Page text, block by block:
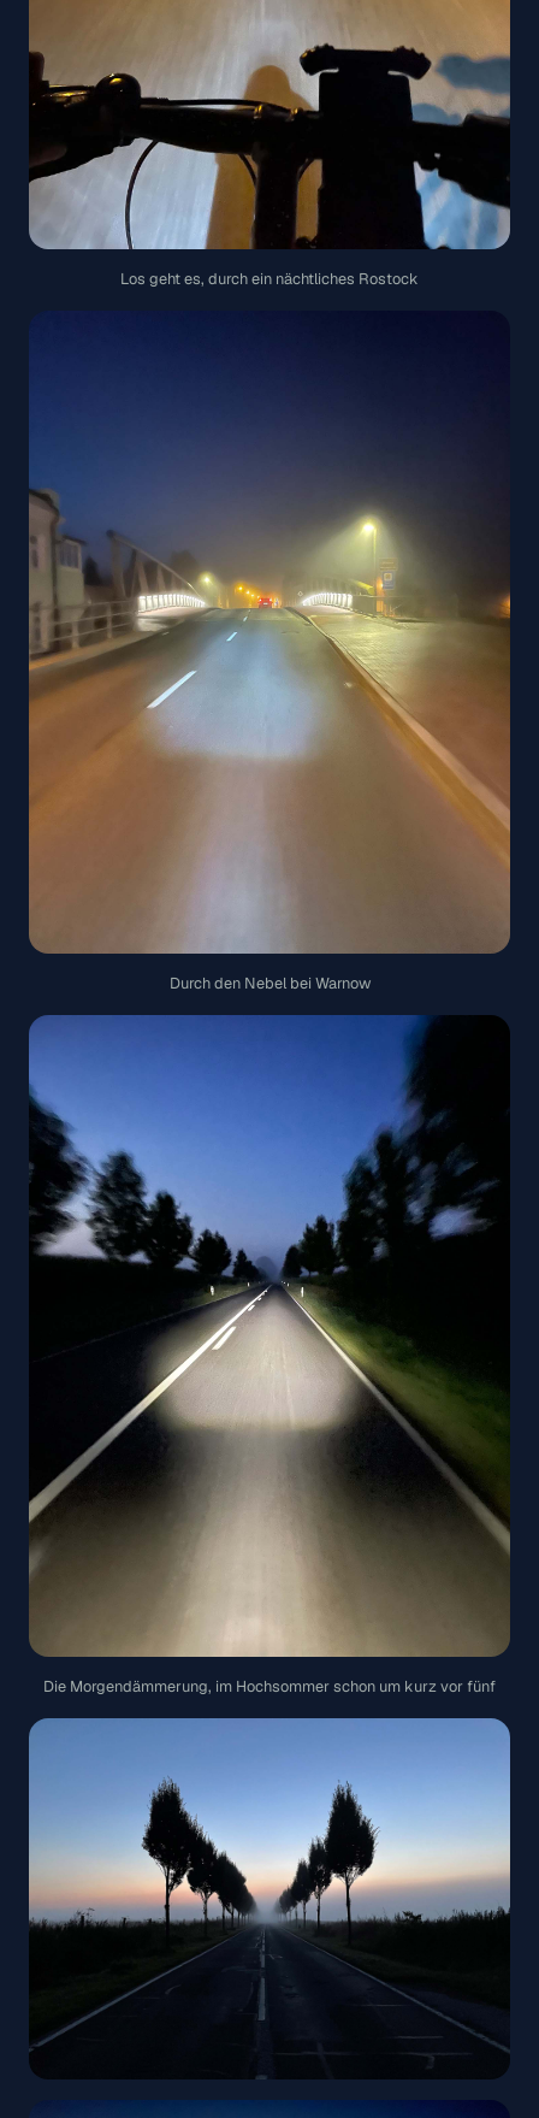
Los geht es, durch ein nächtliches Rostock
Durch den Nebel bei Warnow
Die Morgendämmerung, im Hochsommer schon um kurz vor fünf